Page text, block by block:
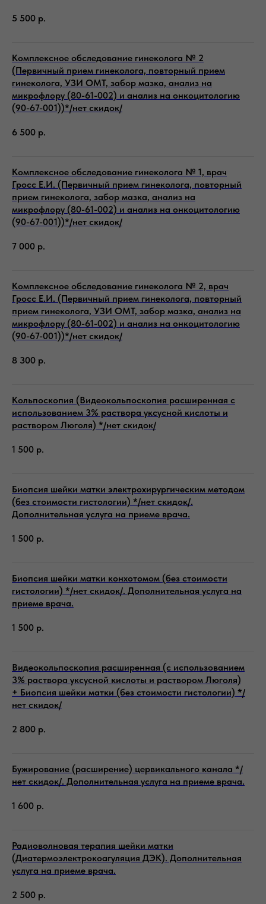
5 500 р.
Комплексное обследование гинеколога № 2
(Первичный прием гинеколога, повторный прием
гинеколога, УЗИ ОМТ, забор мазка, анализ на
микрофлору (80-61-002) и анализ на онкоцитологию
(90-67-001))*/нет скидок/
6 500 р.
Комплексное обследование гинеколога № 1, врач
Гросс Е.И. (Первичный прием гинеколога, повторный
прием гинеколога, забор мазка, анализ на
микрофлору (80-61-002) и анализ на онкоцитологию
(90-67-001))*/нет скидок/
7 000 р.
Комплексное обследование гинеколога № 2, врач
Гросс Е.И. (Первичный прием гинеколога, повторный
прием гинеколога, УЗИ ОМТ, забор мазка, анализ на
микрофлору (80-61-002) и анализ на онкоцитологию
(90-67-001))*/нет скидок/
8 300 р.
Кольпоскопия (Видеокольпоскопия расширенная с
использованием 3% раствора уксусной кислоты и
раствором Люголя) */нет скидок/
1 500 р.
Биопсия шейки матки электрохирургическим методом
(без стоимости гистологии) */нет скидок/.
Дополнительная услуга на приеме врача.
1 500 р.
Биопсия шейки матки конхотомом (без стоимости
гистологии) */нет скидок/. Дополнительная услуга на
приеме врача.
1 500 р.
Видеокольпоскопия расширенная (с использованием
3% раствора уксусной кислоты и раствором Люголя)
+ Биопсия шейки матки (без стоимости гистологии) */
нет скидок/
2 800 р.
Бужирование (расширение) цервикального канала */
нет скидок/. Дополнительная услуга на приеме врача.
1 600 р.
Радиоволновая терапия шейки матки
(Диатермоэлектрокоагуляция ДЭК). Дополнительная
услуга на приеме врача.
2 500 р.